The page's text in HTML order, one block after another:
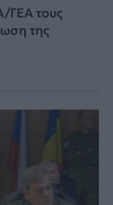
ΓΕΑ τους
της